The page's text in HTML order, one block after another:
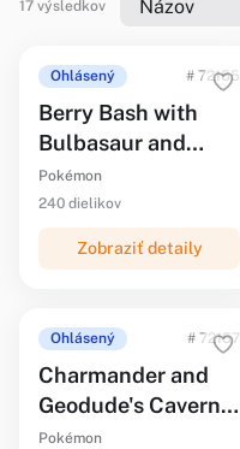
17 výsledkov
Ohlásený # 72155
Berry Bash with
Bulbasaur and
Bidoof
Pokémon
240 dielikov
Zobraziť detaily
Ohlásený # 72157
Charmander and
Geodude's Cavern
Clash
Pokémon